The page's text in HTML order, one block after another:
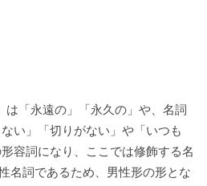
は「永遠の」「永久の」や、名詞
い」「切りがない」や「いつも
容詞になり、ここでは修飾する名
名詞であるため、男性形の形とな